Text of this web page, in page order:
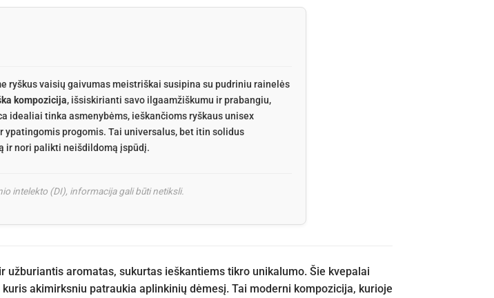
ryškus vaisių gaivumas meistriškai susipina su pudriniu rainelės
kompozicija, išsiskirianti savo ilgaamžiškumu ir prabangiu,
idealiai tinka asmenybėms, ieškančioms ryškaus unisex
progomis. Tai universalus, bet itin solidus
ir nori palikti neišdildomą įspūdį.
intelekto (DI), informacija gali būti netiksli.
užburiantis aromatas, sukurtas ieškantiems tikro unikalumo. Šie kvepalai
akimirksniu patraukia aplinkinių dėmesį. Tai moderni kompozicija, kurioje